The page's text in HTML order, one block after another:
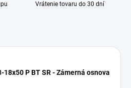
Vrátenie tovaru do 30 dní
P BT SR - Zámerná osnova